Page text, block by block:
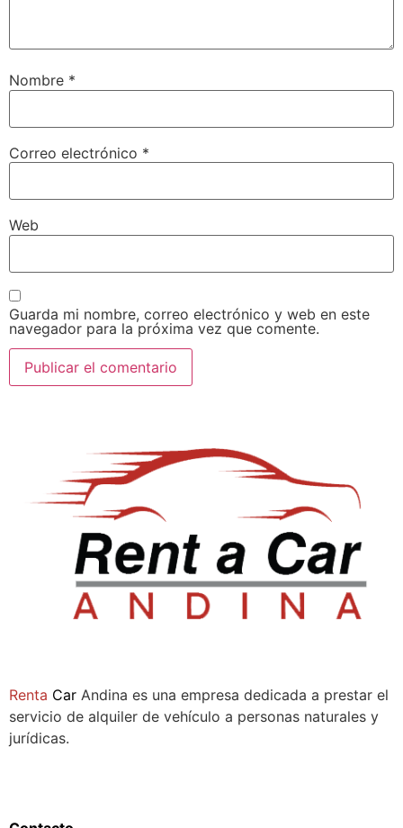
Nombre *
Correo electrónico *
Web
Guarda mi nombre, correo electrónico y web en este
navegador para la próxima vez que comente.
Renta Car Andina es una empresa dedicada a prestar el
servicio de alquiler de vehículo a personas naturales y
jurídicas.